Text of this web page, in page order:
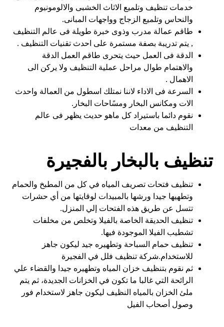
خدمات تنظيف وتلميع الاثاث الخشبى والالومونيوم
والنحاس وتلميع الزجاج وواجهات المبانى.
طاقم عمالة مدرب وذوى خبرة طويلة فى عالم التنظيف
, يتم تدريبة بصفة مستمرة على احدث تقنيات التنظيف .
الدقة فى العمل حيث يتحرى طاقم العمل الدقة
والاهتمام طوال مراحل عملية التنظيف ولا يركن الى
الاهمال .
السرعة فى الاداء لاننا نمتلك اسطول من العمالة واحدث
الات ومكانس البخار ومسًاحات البخار.
نقوم دائما باستيراد كل ماهو حديث يظهر فى عالم
التنظيف من معدات
تنظيف بالبخار بالفجيرة
تنظيف فتحات تصريف المياه في كل من المطبخ والحمام
وتطهيها جيدا ورشها بالمبيدات لوقايتها من أي حشرات
تتسل عن طريق هذه الفتحات إلي المنزل.
تنظيف الحديقة الخاصة بالفيلا وتخلص من مخلفات
تشطيب الفيلا الموجودة فيها.
تنظيف حمام السباحة وتطهيره جيد ليكون جاهز
للاستخدام.شركة تنظيف فلل في الفجيرة
ثم نقوم بتنظيف خزان المياه وتطهيره جيدا والقضاء علي
الرائحة التي غالبا ما تكون في الخزانات الجديدة، ثم يتم
ملئ الخزان بالمياه النظيف ليكون جاهز لاستخدام فور
وصول أصحاب الفيل